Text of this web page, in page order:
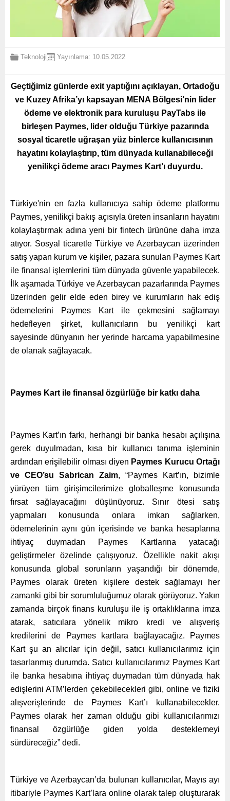
Teknoloji Yayınlama: 10.05.2022
Geçtiğimiz günlerde exit yaptığını açıklayan, Ortadoğu
ve Kuzey Afrika’yı kapsayan MENA Bölgesi’nin lider
ödeme ve elektronik para kuruluşu PayTabs ile
birleşen Paymes, lider olduğu Türkiye pazarında
sosyal ticaretle uğraşan yüz binlerce kullanıcısının
hayatını kolaylaştırıp, tüm dünyada kullanabileceği
yenilikçi ödeme aracı Paymes Kart’ı duyurdu.
Türkiye'nin en fazla kullanıcıya sahip ödeme platformu
Paymes, yenilikçi bakış açısıyla üreten insanların hayatını
kolaylaştırmak adına yeni bir fintech ürününe daha imza
atıyor. Sosyal ticaretle Türkiye ve Azerbaycan üzerinden
satış yapan kurum ve kişiler, pazara sunulan Paymes Kart
ile finansal işlemlerini tüm dünyada güvenle yapabilecek.
İlk aşamada Türkiye ve Azerbaycan pazarlarında Paymes
üzerinden gelir elde eden birey ve kurumların hak ediş
ödemelerini Paymes Kart ile çekmesini sağlamayı
hedefleyen şirket, kullanıcıların bu yenilikçi kart
sayesinde dünyanın her yerinde harcama yapabilmesine
de olanak sağlayacak.
Paymes Kart ile finansal özgürlüğe bir katkı daha
Paymes Kart’ın farkı, herhangi bir banka hesabı açılışına
gerek duyulmadan, kısa bir kullanıcı tanıma işleminin
ardından erişilebilir olması diyen Paymes Kurucu Ortağı
ve CEO’su Sabrican Zaim, “Paymes Kart’ın, bizimle
yürüyen tüm girişimcilerimize globalleşme konusunda
fırsat sağlayacağını düşünüyoruz. Sınır ötesi satış
yapmaları konusunda onlara imkan sağlarken,
ödemelerinin aynı gün içerisinde ve banka hesaplarına
ihtiyaç duymadan Paymes Kartlarına yatacağı
geliştirmeler özelinde çalışıyoruz. Özellikle nakit akışı
konusunda global sorunların yaşandığı bir dönemde,
Paymes olarak üreten kişilere destek sağlamayı her
zamanki gibi bir sorumluluğumuz olarak görüyoruz. Yakın
zamanda birçok finans kuruluşu ile iş ortaklıklarına imza
atarak, satıcılara yönelik mikro kredi ve alışveriş
kredilerini de Paymes kartlara bağlayacağız. Paymes
Kart şu an alıcılar için değil, satıcı kullanıcılarımız için
tasarlanmış durumda. Satıcı kullanıcılarımız Paymes Kart
ile banka hesabına ihtiyaç duymadan tüm dünyada hak
edişlerini ATM’lerden çekebilecekleri gibi, online ve fiziki
alışverişlerinde de Paymes Kart’ı kullanabilecekler.
Paymes olarak her zaman olduğu gibi kullanıcılarımızı
finansal özgürlüğe giden yolda desteklemeyi
sürdüreceğiz” dedi.
Türkiye ve Azerbaycan’da bulunan kullanıcılar, Mayıs ayı
itibariyle Paymes Kart’lara online olarak talep oluşturarak